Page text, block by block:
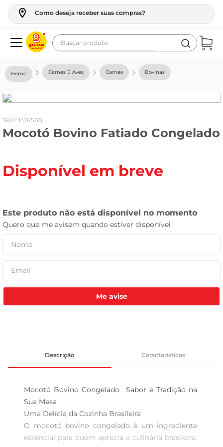
Como deseja receber suas compras?
Buscar produto
Carnes E Aves Carnes Bovinas
: 1474588
Mocotó Bovino Fatiado Congelado
Disponível em breve
Me avise
Descrição Características
Mocotó Bovino Congelado  Sabor e Tradição na
Sua Mesa
Uma Delícia da Cozinha Brasileira
O mocotó bovino congelado é um ingrediente
essencial para quem aprecia a culinária brasileira.
geladeira
fogao
café
frango
leite pó